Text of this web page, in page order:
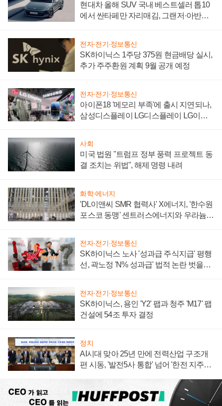
현대차 올해 SUV 국내 베스트셀러 톱10
에서 싼타페만 자리매김, 그랜저·아반떼
전자·전기·정보통신
SK하이닉스 1주당 375원 현금배당 실시,
추가 주주환원 계획 9월 공개 예정
전자·전기·정보통신
아이폰18 '메모리 부족'에 출시 지연되나,
삼성디스플레이 LG디스플레이 LG이노
사회
미국 법원 "트럼프 정부 풍력 프로젝트 동
결 조치는 위법", 해제 명령 내려
화학·에너지
'DL이앤씨 SMR 협력사' X에너지, '한수원
포스코 동맹' 센트러스에너지와 우라늄
전자·전기·정보통신
SK하이닉스 노사 '성과급 주식지급' 평행
선, 곽노정 'N% 성과급' 법적 논란 벗을지
전자·전기·정보통신
SK하이닉스, 용인 'Y2' 팹과 청주 'M17' 팹
건설에 54조 투자 결정
정치
AI시대 맞아 25년 만에 전력산업 구조개
편 시동, '발전5사 통합' 넘어 '한전 지주사'